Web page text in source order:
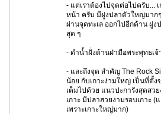
- แต่เราต้องไปจุดต่อไปครับ...
หน้า ครับ มีฝูงปลาตัวใหญ่มาก
ผ่านจุดทะเล ออกไปอีกด้าน ฝู
สุด ๆ
- ดำน้ำฝั่งด้านฝ่ามือพระพุทธเ
- และถึงจุด สำคัญ The Rock
น้อย กับเกาะง่ามใหญ่ เป็นที่ตั้ง
เต็มไปด้วย แนวปะการังสุดสว
เกาะ มีปลาสวยงามรอบเกาะ (
เพราะเกาะใหญ่มาก)